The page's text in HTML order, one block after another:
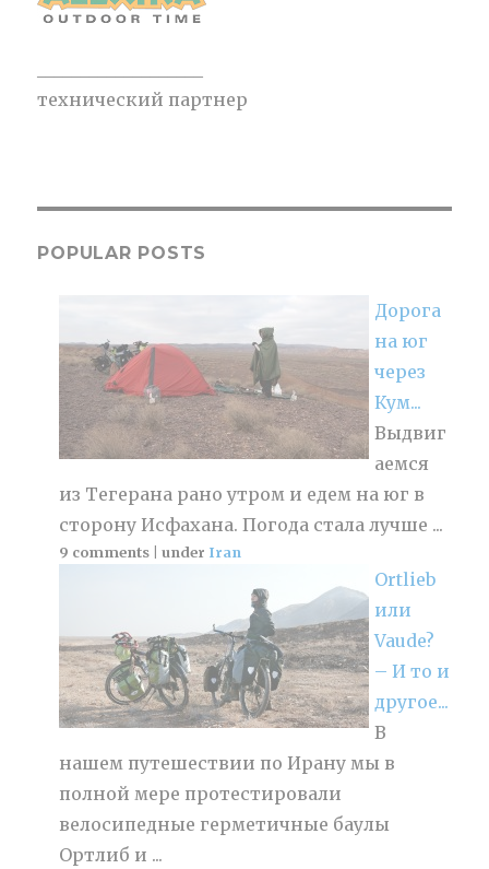
технический партнер
POPULAR POSTS
Дорога
на юг
через
Кум...
Выдвиг
аемся
из Тегерана рано утром и едем на юг в
сторону Исфахана. Погода стала лучше ...
9 comments |under Iran
Ortlieb
или
Vaude?
– И то и
другое...
В
нашем путешествии по Ирану мы в
полной мере протестировали
велосипедные герметичные баулы
Ортлиб и ...